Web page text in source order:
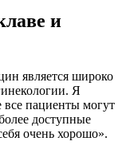
и
является широко
Я
все пациенты могут
доступные
очень хорошо».